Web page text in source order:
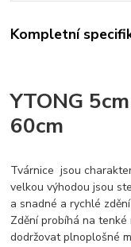
Kompletní
YTONG
60cm
Tvárnice jsou
velkou výhodou jsou
a snadné a rychlé
Zdění probíhá na
dodržovat plnoplošné